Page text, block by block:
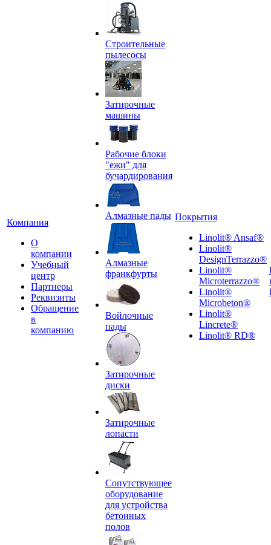
Компания
О
компании
Учебный
центр
Партнеры
Реквизиты
Обращение
в
компанию
Строительные
пылесосы
Затирочные
машины
Рабочие блоки
"ежи" для
бучардирования
Алмазные пады
Алмазные
франкфурты
Войлочные
пады
Затирочные
диски
Затирочные
лопасти
Сопутствующее
оборудование
для устройства
бетонных
полов
Покрытия
Linolit® Ansaf®
Linolit®
DesignTerrazzo®
Linolit®
Microterrazzo®
Linolit®
Microbeton®
Linolit®
Lincrete®
Linolit® RD®